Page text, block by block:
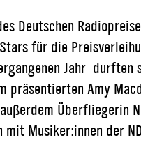
Deutschen
für die
Jahr durften
präsentierten Amy
Überfliegerin
Musiker:innen der